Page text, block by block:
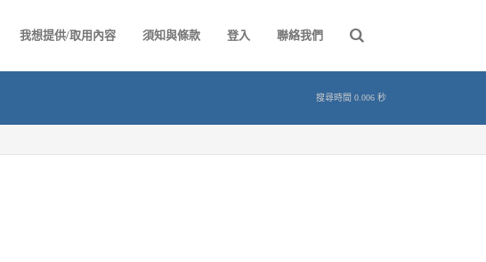
我想提供/取用內容 須知與條款 登入 聯絡我們
搜尋時間 0.006 秒